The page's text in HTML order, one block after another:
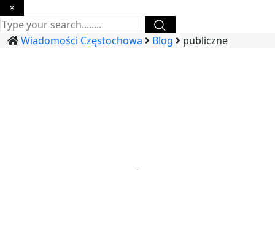
×
Wiadomości Częstochowa Blog publiczne